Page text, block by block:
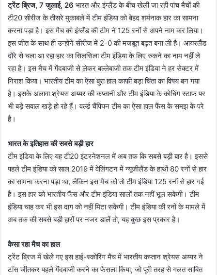
ट्रेंट ब्रिज, 7 जुलाई, 26 भारत और इंग्लैंड के बीच खेली जा रही पांच मैचों की
टी20 सीरीज के तीसरे मुकाबले में टीम इंडिया को बेहद शर्मनाक हार का सामना
करना पड़ा है। इस मैच को इंग्लैंड की टीम ने 125 रनों से अपने नाम कर लिया।
इस जीत के साथ ही उन्होंने सीरीज में 2-0 की मजबूत बढ़त बना ली है। आयरलैंड
दौरे से चला आ रहा हार का सिलसिला टीम इंडिया के लिए रुकने का नाम नहीं ले
रहा है। इस मैच में गेंदबाजी से लेकर बल्लेबाजी तक टीम इंडिया ने हर सेक्टर में
निराश किया। भारतीय टीम का ऐसा बुरा हाल काफी बड़ा चिंता का विषय बन गया
है। इसके अलावा श्रेयस अय्यर की कप्तानी और टीम इंडिया के कोचिंग स्टाफ पर
भी बड़े सवाल खड़े हो रहे हैं। वर्ल्ड चैंपियन टीम का ऐसा हाल फैंस के समझ के परे
है।
भारत के इतिहास की सबसे बड़ी हार
टीम इंडिया के लिए यह टी20 इंटरनेशनल में अब तक कि सबसे बड़ी बार है। इससे
पहले टीम इंडिया को साल 2019 में वेलिंगटन में न्यूजीलैंड के हाथों 80 रनों से हार
का सामना करना पड़ा था, लेकिन इस मैच को तो टीम इंडिया 125 रनों से हार गई
है। इस हार को भारतीय फैंस और टीम इंडिया सालों तक नहीं भूल सकेगी। टीम
इंडिया चाह कर भी इस दाग को नहीं मिटा सकेगी। टीम इंडिया की रनों के मामले में
अब तक की सबसे बड़ी हारों पर नजर डालें तो, यह कुछ इस प्रकार है।
कैसा रहा मैच का हाल
ट्रेंट ब्रिज में खेले गए इस हाई-स्कोरिंग मैच में भारतीय कप्तान श्रेयस अय्यर ने
टॉस जीतकर पहले गेंदबाजी करने का फैसला किया, जो पूरी तरह से गलत साबित